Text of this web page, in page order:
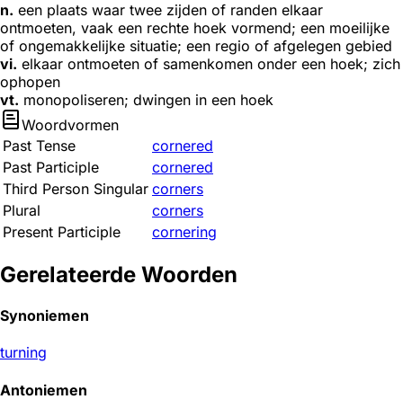
n. een plaats waar twee zijden of randen elkaar
ontmoeten, vaak een rechte hoek vormend; een moeilijke
of ongemakkelijke situatie; een regio of afgelegen gebied
vi. elkaar ontmoeten of samenkomen onder een hoek; zich
ophopen
vt. monopoliseren; dwingen in een hoek
Woordvormen
Past Tense
cornered
Past Participle
cornered
Third Person Singular corners
Plural
corners
Present Participle
cornering
Gerelateerde Woorden
Synoniemen
turning
Antoniemen